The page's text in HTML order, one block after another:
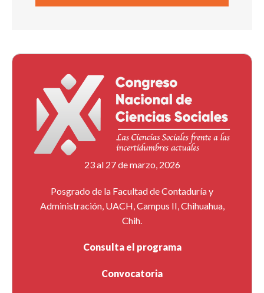
23 al 27 de marzo, 2026
Posgrado de la Facultad de Contaduría y
Administración, UACH, Campus II, Chihuahua,
Chih.
Consulta el programa
Convocatoria